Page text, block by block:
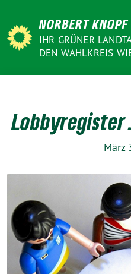
zum
Inhalt
NORBERT KNOPF
IHR GRÜNER
DEN WAHLKREIS
Lobbyregister
März